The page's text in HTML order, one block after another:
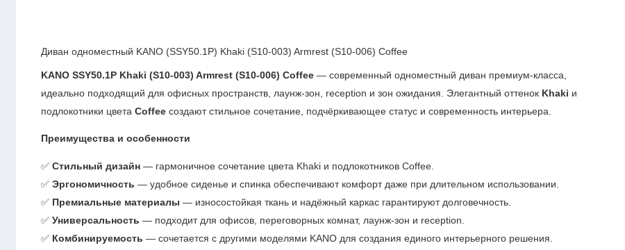
Диван одноместный KANO (SSY50.1P) Khaki (S10-003) Armrest (S10-006) Coffee
KANO SSY50.1P Khaki (S10-003) Armrest (S10-006) Coffee — современный одноместный диван премиум-класса,
идеально подходящий для офисных пространств, лаунж-зон, reception и зон ожидания. Элегантный оттенок Khaki и
подлокотники цветаCoffee создают стильное сочетание, подчёркивающее статус и современность интерьера.
Преимущества и особенности
✅Стильный дизайн — гармоничное сочетание цвета Khaki и подлокотников Coffee.
✅Эргономичность — удобное сиденье и спинка обеспечивают комфорт даже при длительном использовании.
✅ Премиальные материалы — износостойкая ткань и надёжный каркас гарантируют долговечность.
✅Универсальность — подходит для офисов, переговорных комнат, лаунж-зон и reception.
✅ Комбинируемость — сочетается с другими моделями KANO для создания единого интерьерного решения.